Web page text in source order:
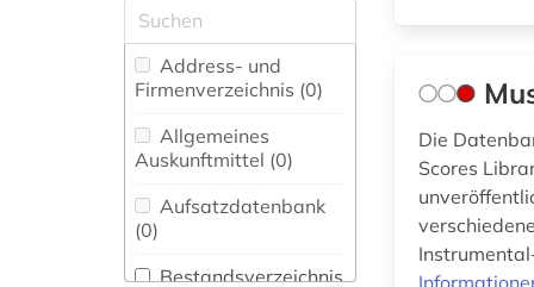
Vermessungswesen (0)
Biologie,
Biotechnologie (0)
Buch- und
Bibliothekswesen,
Informationswissenschaft
(2)
Pharmazie (0)
bibliografie (1)
digitale musik (1)
(5)
digitalisat (2)
Address- und
Firmenverzeichnis (0)
Allgemeines
Auskunftmittel (0)
Aufsatzdatenbank
(0)
Bestandsverzeichnis
Die
Scores